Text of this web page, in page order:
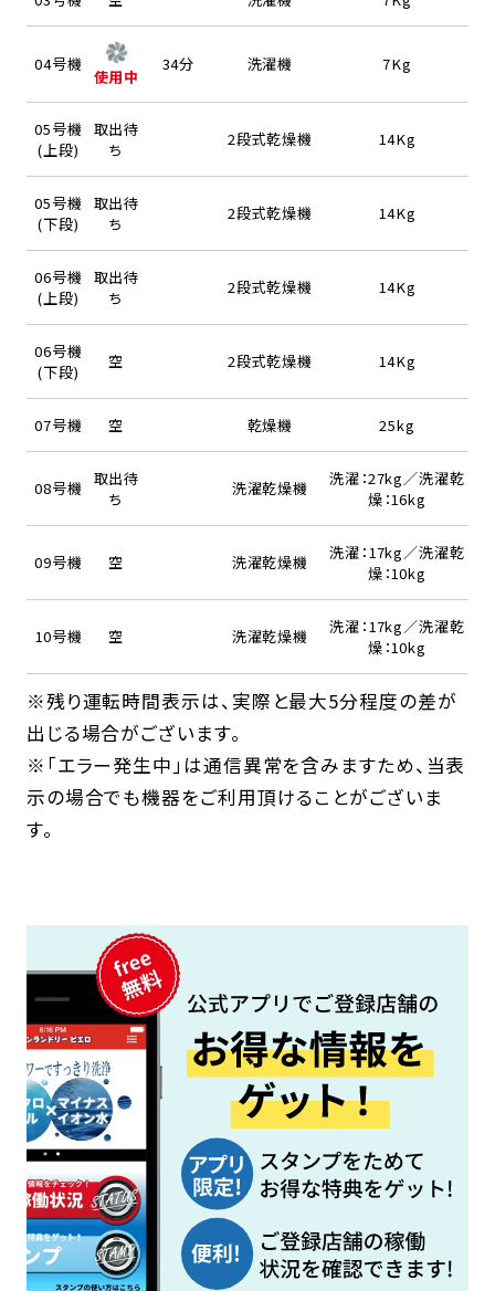
04号機
使用中
34分 洗濯機 7Kg
05号機
(上段)
取出待
ち
2段式乾燥機 14Kg
05号機
(下段)
取出待
ち
2段式乾燥機 14Kg
06号機
(上段)
取出待
ち
2段式乾燥機 14Kg
06号機
(下段)
空 2段式乾燥機 14Kg
07号機 空 乾燥機 25kg
08号機 取出待
ち
洗濯乾燥機
洗濯：27kg／洗濯乾
燥：16kg
09号機 空 洗濯乾燥機
洗濯：17kg／洗濯乾
燥：10kg
10号機 空 洗濯乾燥機
洗濯：17kg／洗濯乾
燥：10kg
※残り運転時間表示は、実際と最大5分程度の差が
出じる場合がございます。
※「エラー発生中」は通信異常を含みますため、当表
示の場合でも機器をご利用頂けることがございま
す。